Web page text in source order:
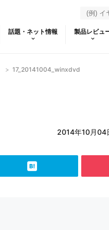
話題・ネット情報 製品レビュ
> 17_20141004_winxdvd
2014年10月04